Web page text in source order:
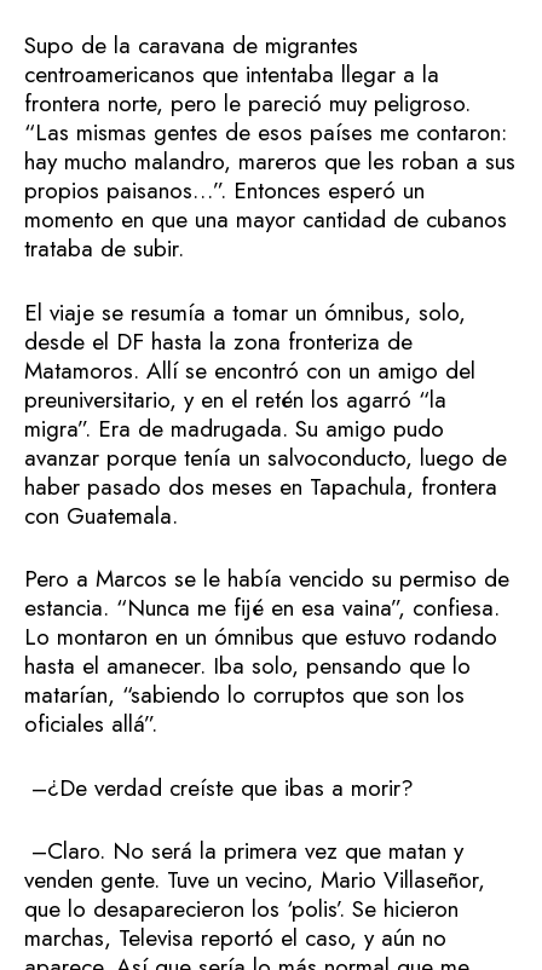
Supo de la caravana de migrantes
centroamericanos que intentaba llegar a la
frontera norte, pero le pareció muy peligroso.
“Las mismas gentes de esos países me contaron:
hay mucho malandro, mareros que les roban a sus
propios paisanos…”. Entonces esperó un
momento en que una mayor cantidad de cubanos
trataba de subir.
El viaje se resumía a tomar un ómnibus, solo,
desde el DF hasta la zona fronteriza de
Matamoros. Allí se encontró con un amigo del
preuniversitario, y en el retén los agarró “la
migra”. Era de madrugada. Su amigo pudo
avanzar porque tenía un salvoconducto, luego de
haber pasado dos meses en Tapachula, frontera
con Guatemala.
Pero a Marcos se le había vencido su permiso de
estancia. “Nunca me fijé en esa vaina”, confiesa.
Lo montaron en un ómnibus que estuvo rodando
hasta el amanecer. Iba solo, pensando que lo
matarían, “sabiendo lo corruptos que son los
oficiales allá”.
–¿De verdad creíste que ibas a morir?
–Claro. No será la primera vez que matan y
venden gente. Tuve un vecino, Mario Villaseñor,
que lo desaparecieron los ‘polis’. Se hicieron
marchas, Televisa reportó el caso, y aún no